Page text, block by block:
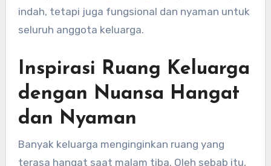
indah, tetapi juga fungsional dan nyaman untuk
seluruh anggota keluarga.
Inspirasi Ruang Keluarga
dengan Nuansa Hangat
dan Nyaman
Banyak keluarga menginginkan ruang yang
terasa hangat saat malam tiba. Oleh sebab itu,